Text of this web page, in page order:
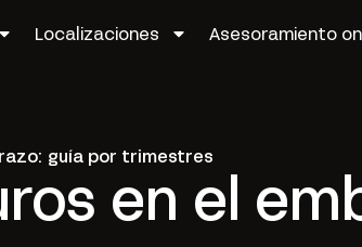
Localizaciones Asesoramiento
guía por trimestres
en el